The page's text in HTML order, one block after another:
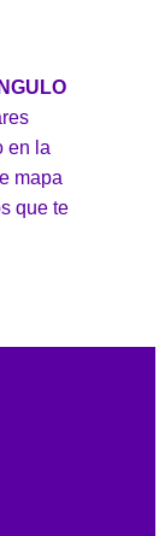
en la
mapa
que te